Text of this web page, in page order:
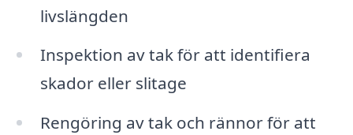
livslängden
Inspektion av tak för att identifiera
skador eller slitage
Rengöring av tak och rännor för att